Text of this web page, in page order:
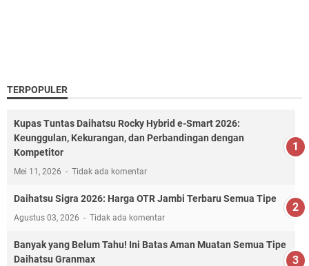
TERPOPULER
Kupas Tuntas Daihatsu Rocky Hybrid e-Smart 2026:
Keunggulan, Kekurangan, dan Perbandingan dengan
Kompetitor
Mei 11, 2026 Tidak ada komentar
Daihatsu Sigra 2026: Harga OTR Jambi Terbaru Semua Tipe
Agustus 03, 2026 Tidak ada komentar
Banyak yang Belum Tahu! Ini Batas Aman Muatan Semua Tipe
Daihatsu Granmax